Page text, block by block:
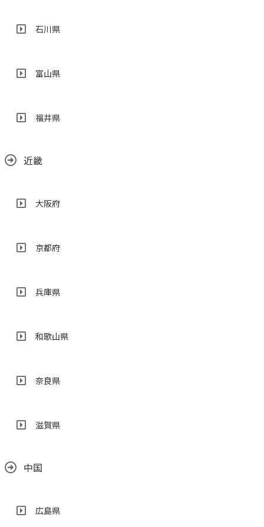
石川県
富山県
福井県
近畿
大阪府
京都府
兵庫県
和歌山県
奈良県
滋賀県
中国
広島県